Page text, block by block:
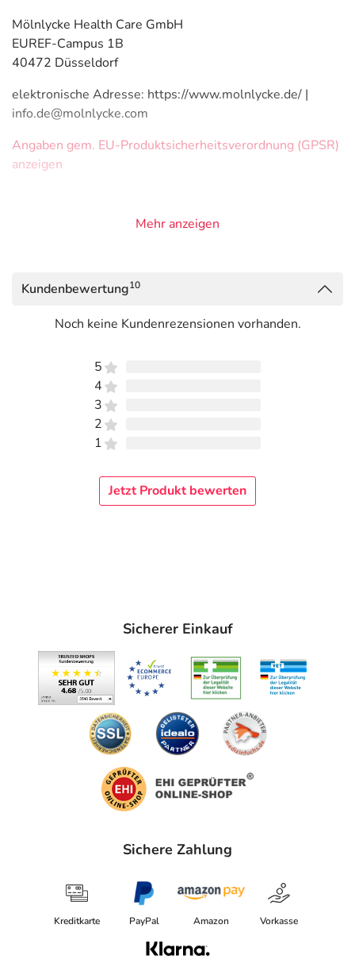
Mölnlycke Health Care GmbH
EUREF-Campus 1B
40472 Düsseldorf
elektronische Adresse: https://www.molnlycke.de/ |
info.de@molnlycke.com
Angaben gem. EU-Produktsicherheitsverordnung (GPSR)
anzeigen
Mehr anzeigen
Kundenbewertung10
Noch keine Kundenrezensionen vorhanden.
5
4
3
2
1
Jetzt Produkt bewerten
Sicherer Einkauf
Sichere Zahlung
Kreditkarte PayPal Amazon Vorkasse